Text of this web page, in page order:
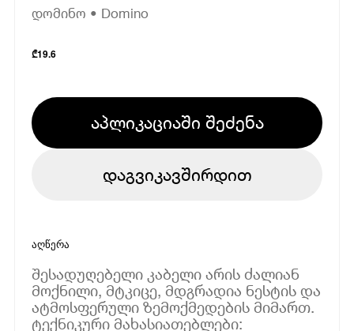
დომინო • Domino
₾19.6
აპლიკაციაში შეძენა
დაგვიკავშირდით
აღწერა
შესადუღებელი კაბელი არის ძალიან
მოქნილი, მტკიცე, მდგრადია ნესტის და
ატმოსფერული ზემოქმედების მიმართ.
ტექნიკური მახასიათებლები: